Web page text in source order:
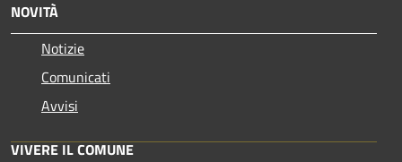
NOVITÀ
Notizie
Comunicati
Avvisi
VIVERE IL COMUNE